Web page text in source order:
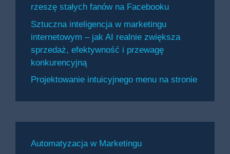
rzeszę stałych fanów na Facebooku
Sztuczna inteligencja w marketingu
internetowym – jak AI realnie zwiększa
sprzedaż, efektywność i przewagę
konkurencyjną
Projektowanie intuicyjnego menu na stronie
Automatyzacja w Marketingu